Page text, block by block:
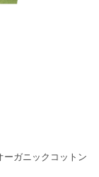
ーガニックコットン